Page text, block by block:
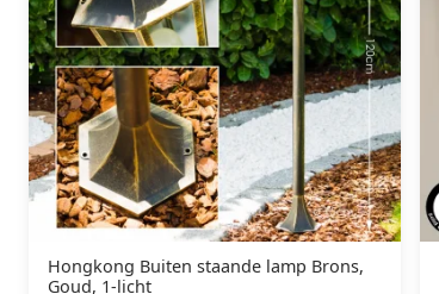
Hongkong Buiten staande lamp Brons,
Goud, 1-licht